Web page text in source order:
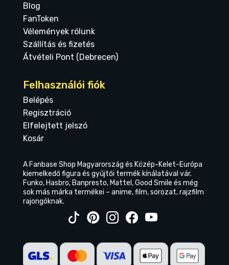
Blog
FanToken
Vélemények rólunk
Szállítás és fizetés
Átvételi Pont (Debrecen)
Felhasználói fiók
Belépés
Regisztráció
Elfelejtett jelszó
Kosár
A Fanbase Shop Magyarország és Közép-Kelet-Európa
kiemelkedő figura és gyűjtői termék kínálatával vár.
Funko, Hasbro, Banpresto, Mattel, Good Smile és még
sok más márka termékei – anime, film, sorozat, rajzfilm
rajongóknak.